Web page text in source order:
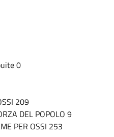
0
209
DEL POPOLO 9
PER OSSI 253